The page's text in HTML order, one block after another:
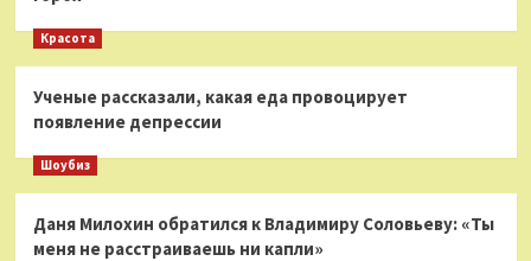
Красота
Ученые рассказали, какая еда провоцирует
появление депрессии
Шоубиз
Даня Милохин обратился к Владимиру Соловьеву: «Ты
меня не расстраиваешь ни капли»